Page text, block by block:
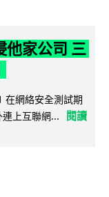
他家公司 三
網絡安全測試期
上互聯網...
閱讀